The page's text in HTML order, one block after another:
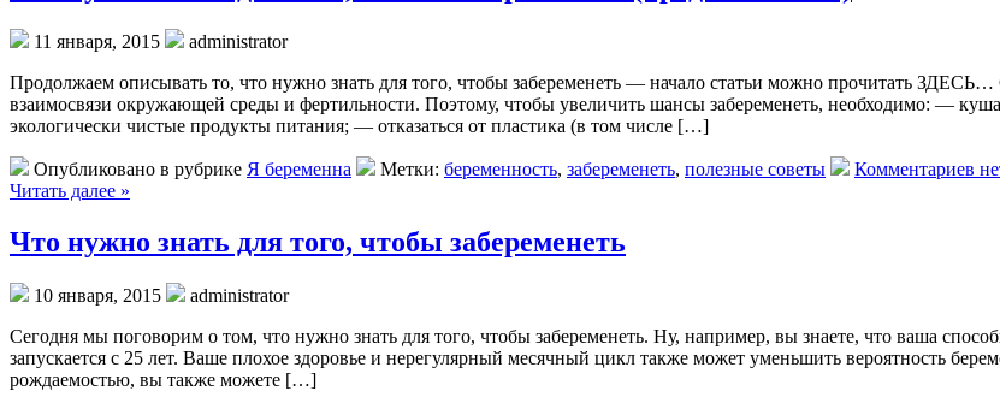
11 января, 2015
administrator
Продолжаем описывать то, что нужно знать для того, чтобы забеременеть — начало статьи можно прочитать
взаимосвязи окружающей среды и фертильности. Поэтому, чтобы увеличить шансы забеременеть, необходимо: —
экологически чистые продукты питания; — отказаться от пластика (в том числе […]
Опубликовано в рубрике Я беременна Метки: беременность, забеременеть, полезные советы
Комментариев
Читать далее »
Что нужно знать для того, чтобы забеременеть
10 января, 2015
administrator
Сегодня мы поговорим о том, что нужно знать для того, чтобы забеременеть. Ну, например, вы знаете, что ваша
запускается с 25 лет. Ваше плохое здоровье и нерегулярный месячный цикл также может уменьшить вероятность
рождаемостью, вы также можете […]